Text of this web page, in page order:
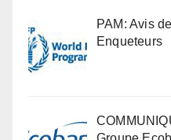
PAM: Avis
Enqueteurs